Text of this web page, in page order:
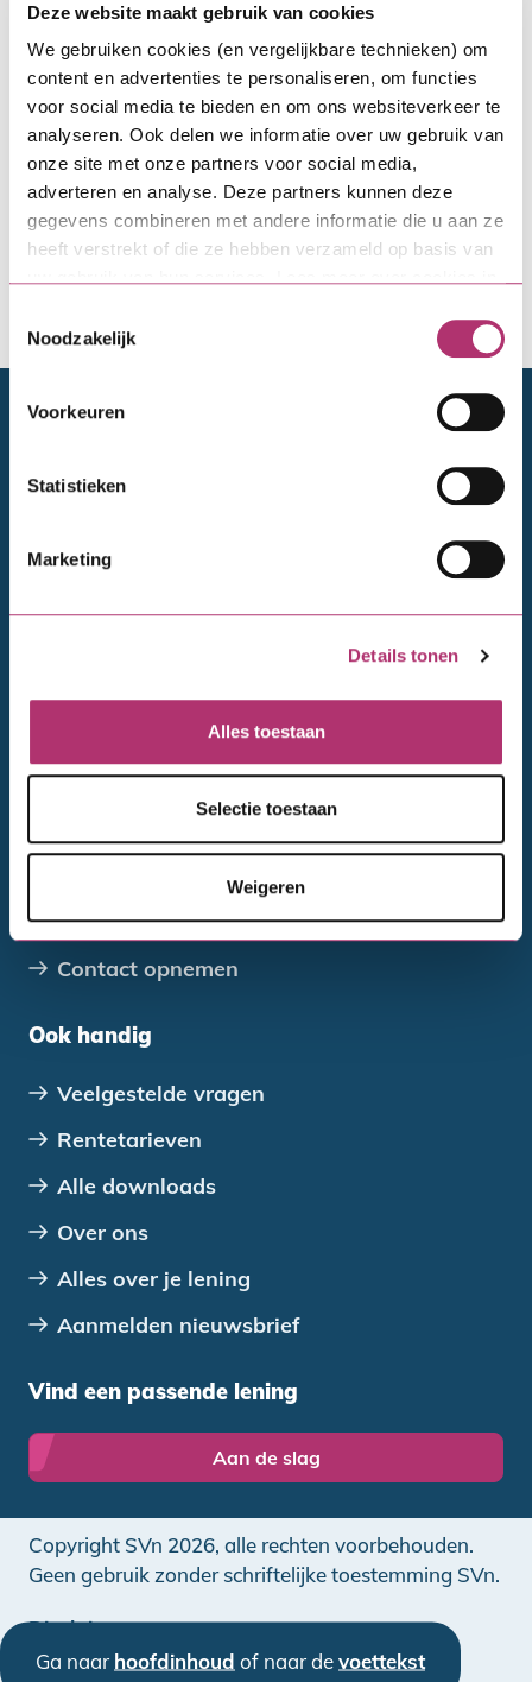
Deze website maakt gebruik van cookies
We gebruiken cookies (en vergelijkbare technieken) om
content en advertenties te personaliseren, om functies
voor social media te bieden en om ons websiteverkeer te
analyseren. Ook delen we informatie over uw gebruik van
onze site met onze partners voor social media,
adverteren en analyse. Deze partners kunnen deze
gegevens combineren met andere informatie die u aan ze
heeft verstrekt of die ze hebben verzameld op basis van
Noodzakelijk
Voorkeuren
Statistieken
Marketing
Details tonen
Alles toestaan
Selectie toestaan
Weigeren
Je lening aflossen als je ziek bent
Het aflossen van een lening gaat in principe door,
ook als je ziek bent. Het is natuurlijk fijn als je je
maandlasten kunt blijven betalen. Mocht je er
tegenaan lopen dat je je maandlasten niet kunt
betalen, tijdelijk of structureel, neem dan contact
met ons op vialeningenbeheer@svn.nlof 088 253
9400.
Mail naar leningenbeheer@svn.nl
Doelgroepen
Particulieren
Bedrijven en ontwikkelaars
VvE's
Verenigingen, stichtingen en coöperaties
Overheden
Direct regelen
Betalen en aflossen
Declareren
Contact opnemen
Ook handig
Veelgestelde vragen
Rentetarieven
Alle downloads
Over ons
Alles over je lening
Aanmelden nieuwsbrief
Vind een passende lening
Aan de slag
Copyright SVn 2026, alle rechten voorbehouden.
Geen gebruik zonder schriftelijke toestemming SVn.
Disclaimer
Ga naar hoofdinhoud of naar devoettekst